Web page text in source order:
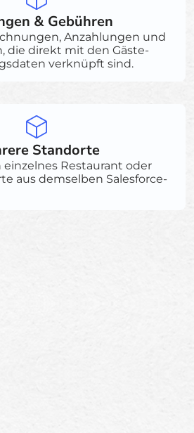
& Gebühren
Anzahlungen und
die direkt mit den Gäste-
verknüpft sind.
Standorte
einzelnes Restaurant oder
aus demselben Salesforce-